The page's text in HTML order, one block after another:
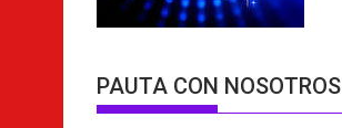
PAUTA CON NOSOTROS